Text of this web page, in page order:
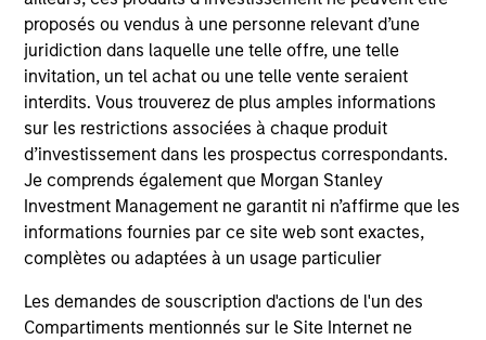
proposés ou vendus à une personne relevant d’une
juridiction dans laquelle une telle offre, une telle
invitation, un tel achat ou une telle vente seraient
interdits. Vous trouverez de plus amples informations
sur les restrictions associées à chaque produit
d’investissement dans les prospectus correspondants.
Je comprends également que Morgan Stanley
Investment Management ne garantit ni n’affirme que les
informations fournies par ce site web sont exactes,
complètes ou adaptées à un usage particulier
Les demandes de souscription d'actions de l'un des
Compartiments mentionnés sur le Site Internet ne
Douglas McPhail
Executive Director
David Schoenfeld
Managing Director
Executive Director